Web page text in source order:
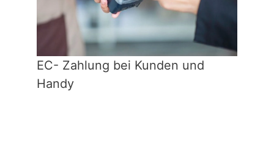
EC- Zahlung bei Kunden und
Handy